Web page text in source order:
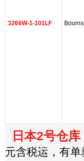
3266W-1-101LF
日本2号仓库
元含税运，有